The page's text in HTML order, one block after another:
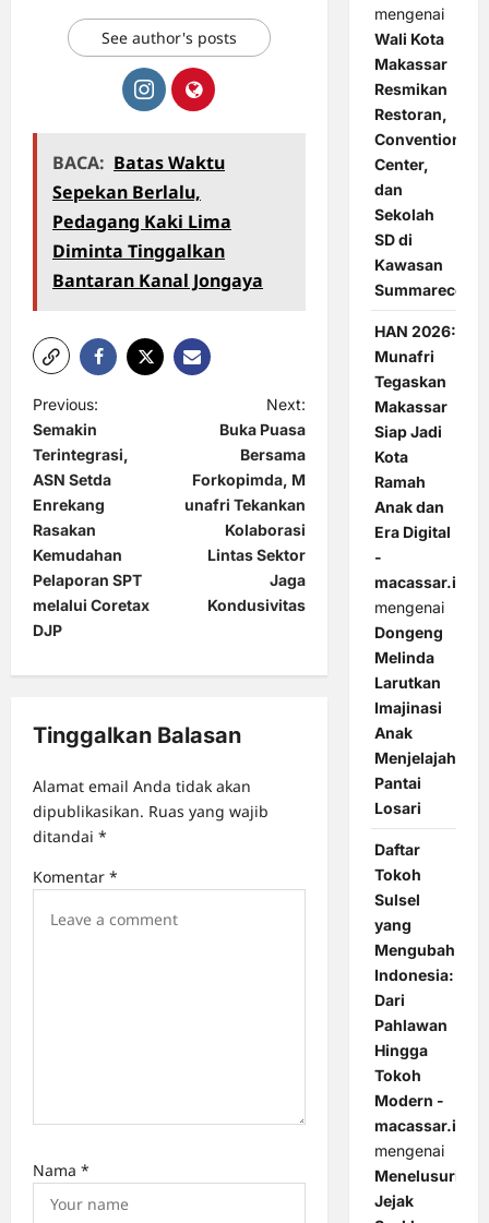
See author's posts
BACA: Batas Waktu
Sepekan Berlalu,
Pedagang Kaki Lima
Diminta Tinggalkan
Bantaran Kanal Jongaya
P
o
s
t
n
a
v
i
g
t
i
o
n
Previous:
Semakin
Terintegrasi,
ASN Setda
Enrekang
Rasakan
Kemudahan
Pelaporan SPT
melalui Coretax
DJP
Next:
Buka Puasa
Bersama
Forkopimda, M
unafri Tekankan
Kolaborasi
Lintas Sektor
Jaga
Kondusivitas
Tinggalkan Balasan
Alamat email Anda tidak akan
dipublikasikan. Ruas yang wajib
ditandai *
Komentar *
Nama *
mengenai
Wali Kota
Makassar
Resmikan
Restoran,
Convention
Center,
dan
Sekolah
SD di
Kawasan
Summarecon
HAN 2026:
Munafri
Tegaskan
Makassar
Siap Jadi
Kota
Ramah
Anak dan
Era Digital
-
macassar.id
mengenai
Dongeng
Melinda
Larutkan
Imajinasi
Anak
Menjelajah
Pantai
Losari
Daftar
Tokoh
Sulsel
yang
Mengubah
Indonesia:
Dari
Pahlawan
Hingga
Tokoh
Modern -
macassar.id
mengenai
Menelusuri
Jejak